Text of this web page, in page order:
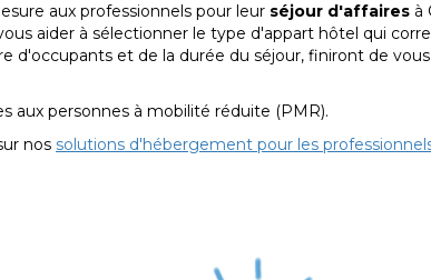
aux professionnels pour leur séjour d'affaires à
aider à sélectionner le type d'appart hôtel qui
d'occupants et de la durée du séjour, finiront de
aux personnes à mobilité réduite (PMR).
nos solutions d'hébergement pour les